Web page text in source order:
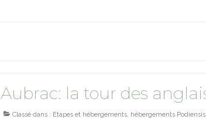
Aubrac: la tour des
Classé dans : Etapes et hébergements, hébergements Podiensis,